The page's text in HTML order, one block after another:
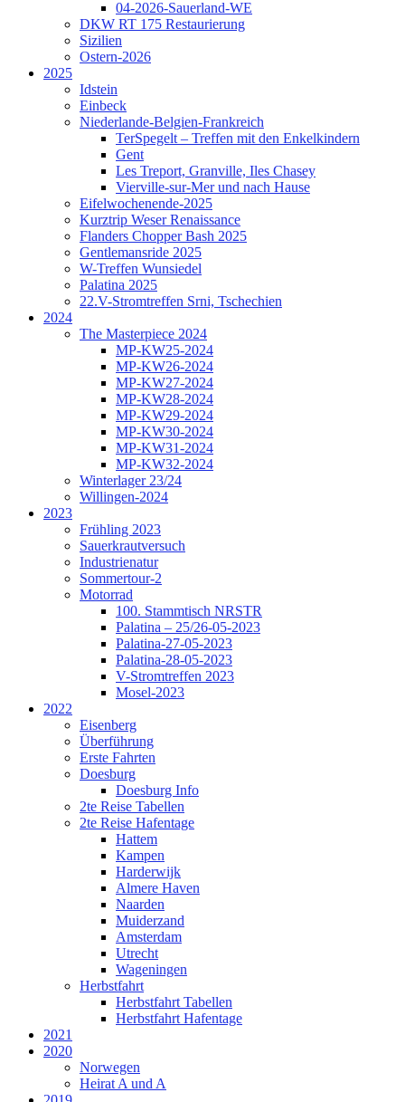
04-2026-Sauerland-WE
DKW RT 175 Restaurierung
Sizilien
Ostern-2026
2025
Idstein
Einbeck
Niederlande-Belgien-Frankreich
TerSpegelt – Treffen mit den Enkelkindern
Gent
Les Treport, Granville, Iles Chasey
Vierville-sur-Mer und nach Hause
Eifelwochenende-2025
Kurztrip Weser Renaissance
Flanders Chopper Bash 2025
Gentlemansride 2025
W-Treffen Wunsiedel
Palatina 2025
22.V-Stromtreffen Srni, Tschechien
2024
The Masterpiece 2024
MP-KW25-2024
MP-KW26-2024
MP-KW27-2024
MP-KW28-2024
MP-KW29-2024
MP-KW30-2024
MP-KW31-2024
MP-KW32-2024
Winterlager 23/24
Willingen-2024
2023
Frühling 2023
Sauerkrautversuch
Industrienatur
Sommertour-2
Motorrad
100. Stammtisch NRSTR
Palatina – 25/26-05-2023
Palatina-27-05-2023
Palatina-28-05-2023
V-Stromtreffen 2023
Mosel-2023
2022
Eisenberg
Überführung
Erste Fahrten
Doesburg
Doesburg Info
2te Reise Tabellen
2te Reise Hafentage
Hattem
Kampen
Harderwijk
Almere Haven
Naarden
Muiderzand
Amsterdam
Utrecht
Wageningen
Herbstfahrt
Herbstfahrt Tabellen
Herbstfahrt Hafentage
2021
2020
Norwegen
Heirat A und A